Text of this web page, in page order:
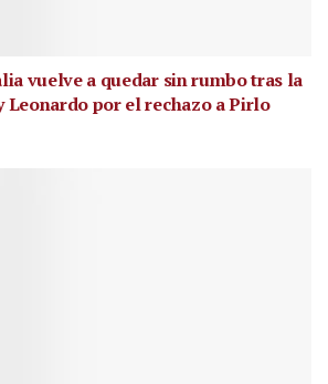
vuelve a quedar sin rumbo tras la
Leonardo por el rechazo a Pirlo